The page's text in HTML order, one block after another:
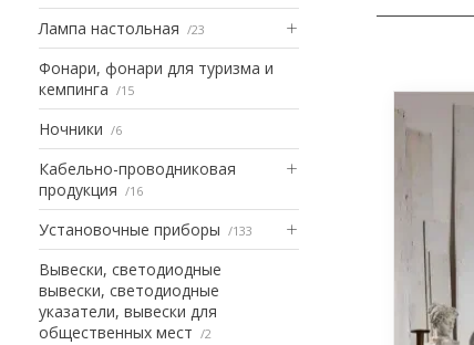
Лампа настольная 23
Фонари, фонари для туризма и
кемпинга
15
Ночники 6
Кабельно-проводниковая
продукция
16
Установочные приборы 133
Вывески, светодиодные
вывески, светодиодные
указатели, вывески для
общественных мест
2